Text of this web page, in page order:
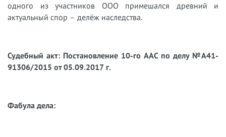
одного из участников ООО примешался древний и
актуальный спор – делёж наследства.
Судебный акт: Постановление 10-го ААС по делу №А41-
91306/2015 от 05.09.2017 г.
Фабула дела: